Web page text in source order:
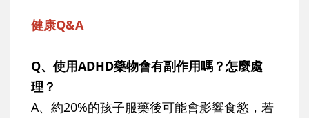
健康Q&A
Q、使用ADHD藥物會有副作用嗎？怎麼處
理？
A、約20%的孩子服藥後可能會影響食慾，若